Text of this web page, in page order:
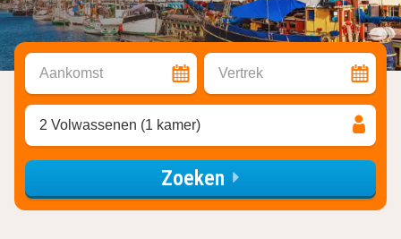
Aankomst Vertrek
2 Volwassenen (1 kamer)
Zoeken